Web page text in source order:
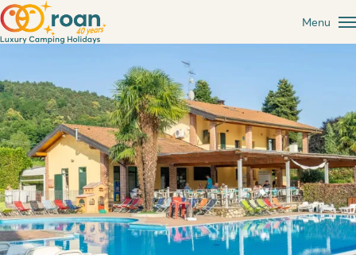
Menu